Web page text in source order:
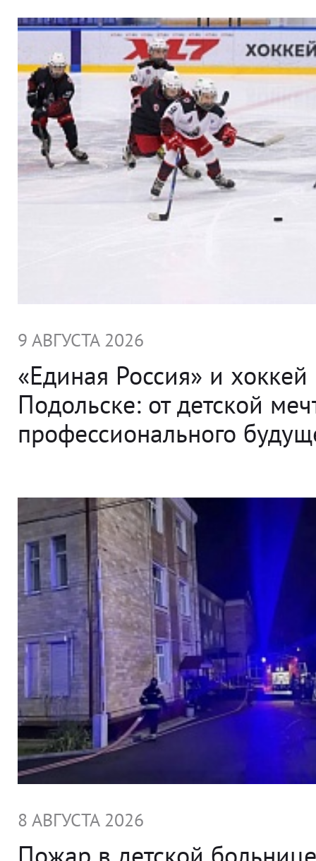
9 АВГУСТА 2026
«Единая Россия» и хоккей
Подольске: от детской
профессионального
8 АВГУСТА 2026